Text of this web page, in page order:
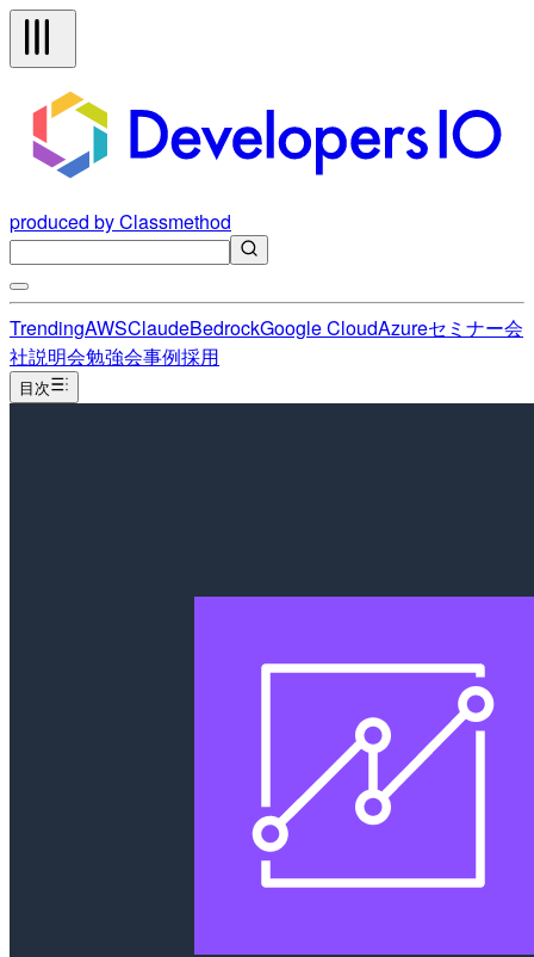
produced by Classmethod
TrendingAWSClaudeBedrockGoogle CloudAzureセミナー会
社説明会勉強会事例採用
目次